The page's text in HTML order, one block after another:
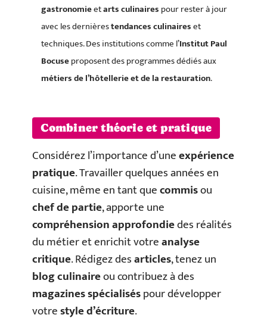
gastronomieetarts culinaires pour rester à jour
avec les dernièrestendances culinaireset
techniques. Des institutions comme l’Institut Paul
Bocuseproposent des programmes dédiés aux
métiers de l’hôtellerie et de la restauration.
Combiner théorie et pratique
Considérez l’importance d’uneexpérience
pratique. Travailler quelques années en
cuisine, même en tant quecommisou
chef de partie, apporte une
compréhension approfondiedes réalités
du métier et enrichit votreanalyse
critique. Rédigez desarticles, tenez un
blog culinaireou contribuez à des
magazines spécialiséspour développer
votrestyle d’écriture.